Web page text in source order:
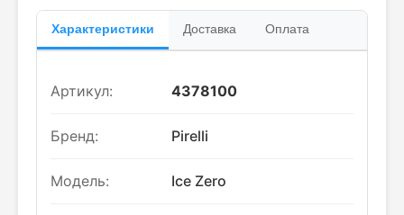
Характеристики Доставка Оплата
Артикул: 4378100
Бренд: Pirelli
Модель: Ice Zero